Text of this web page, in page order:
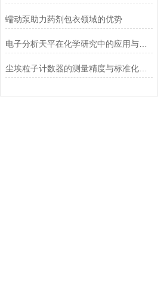
蠕动泵助力药剂包衣领域的优势
电子分析天平在化学研究中的应用与优势说明
尘埃粒子计数器的测量精度与标准化方法